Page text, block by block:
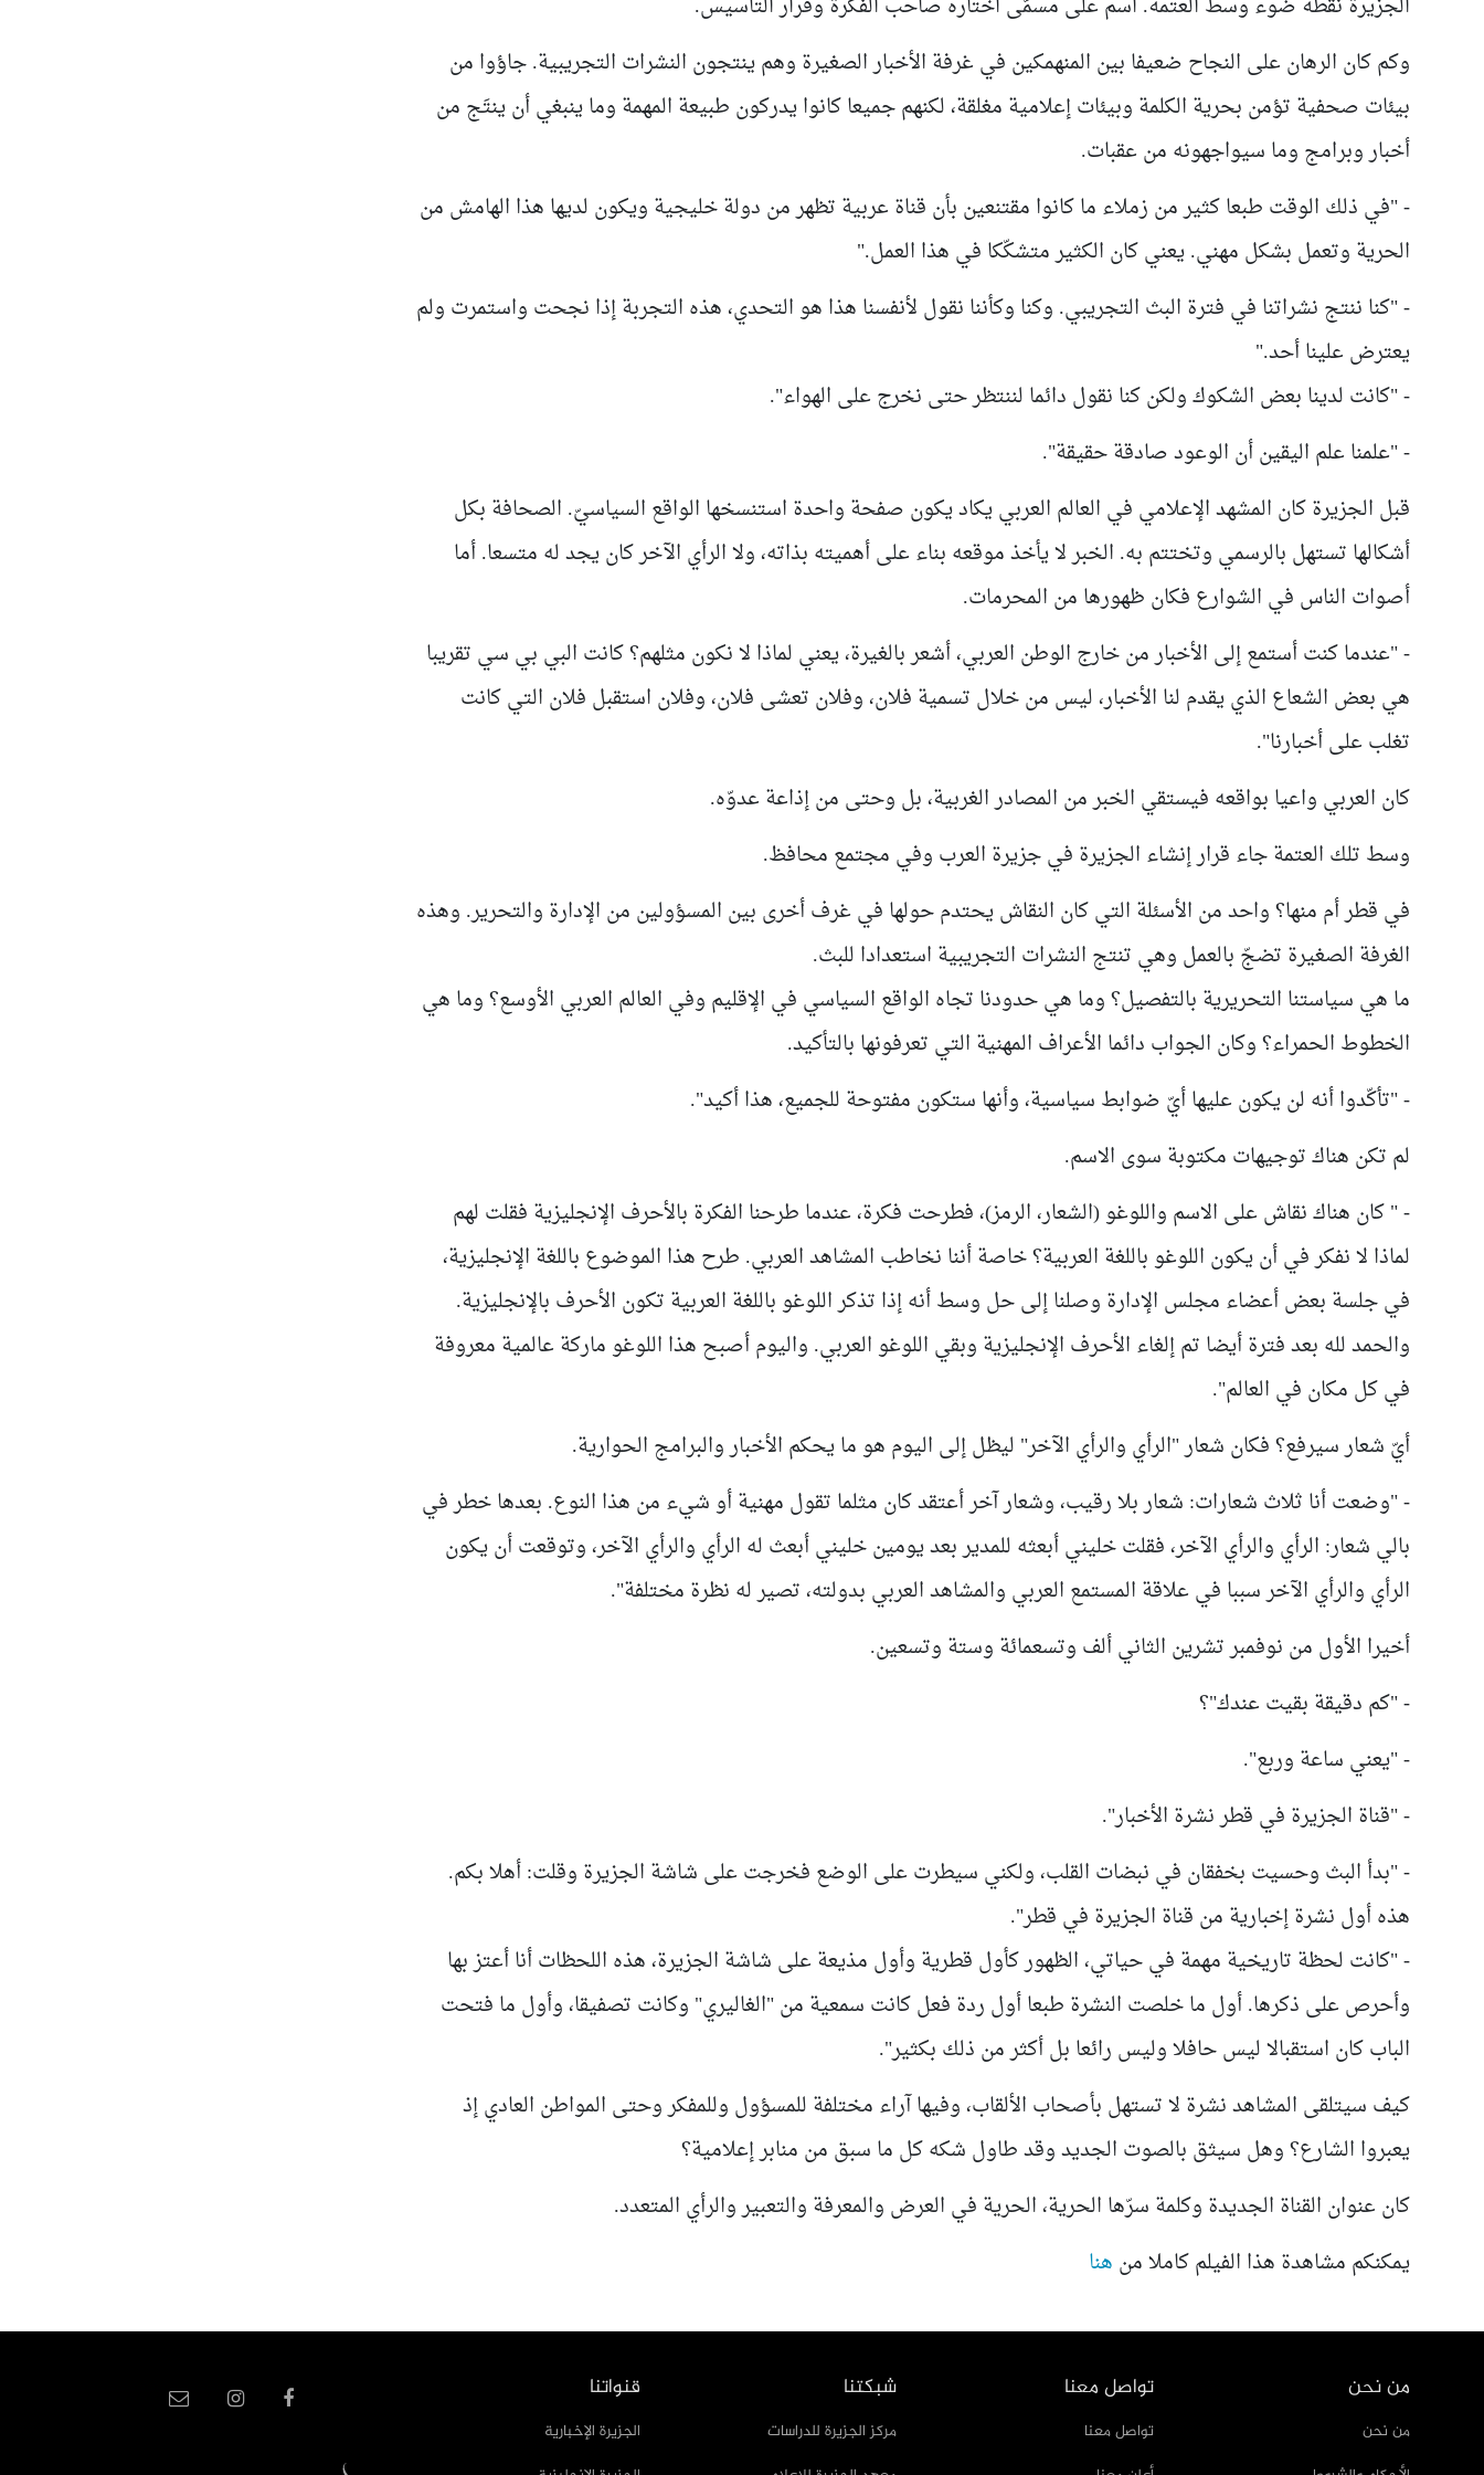
وكم كان الرهان على النجاح ضعيفا بين المنهمكين في غرفة الأخبار الصغيرة وهم ينتجون النشرات التجريبية. جاؤوا من
بيئات صحفية تؤمن بحرية الكلمة وبيئات إعلامية مغلقة، لكنهم جميعا كانوا يدركون طبيعة المهمة وما ينبغي أن ينتَج من
أخبار وبرامج وما سيواجهونه من عقبات.
- "في ذلك الوقت طبعا كثير من زملاء ما كانوا مقتنعين بأن قناة عربية تظهر من دولة خليجية ويكون لديها هذا الهامش من
الحرية وتعمل بشكل مهني. يعني كان الكثير متشكّكا في هذا العمل.
"
- "كنا ننتج نشراتنا في فترة البث التجريبي. وكنا وكأننا نقول لأنفسنا هذا هو التحدي، هذه التجربة إذا نجحت واستمرت ولم
يعترض علينا أحد.
"
- "كانت لدينا بعض الشكوك ولكن كنا نقول دائما لننتظرحتى نخرج على الهواء".
- "علمنا علم اليقين أن الوعود صادقة حقيقة".
قبل الجزيرة كان المشهد الإعلامي في العالم العربي يكاد يكون صفحة واحدة استنسخها الواقع السياسيّ. الصحافة بكل
أشكالها تستهل بالرسمي وتختتم به. الخبر لا يأخذ موقعه بناء على أهميته بذاته، ولا الرأي الآخر كان يجد له متسعا. أما
أصوات الناس في الشوارع فكان ظهورها من المحرمات.
- "عندما كنت أستمع إلى الأخبار من خارج الوطن العربي، أشعر بالغيرة، يعني لماذا لا نكون مثلهم؟ كانت البي بي سي تقريبا
هي بعض الشعاع الذي يقدم لنا الأخبار، ليس من خلال تسمية فلان، وفلان تعشى فلان، وفلان استقبل فلان التي كانت
تغلب على أخبارنا".
كان العربي واعيا بواقعه فيستقي الخبر من المصادر الغربية، بل وحتى من إذاعة عدوّه.
وسط تلك العتمة جاء قرار إنشاء الجزيرة في جزيرة العرب وفي مجتمع محافظ.
في قطر أم منها؟ واحد من الأسئلة التي كان النقاش يحتدم حولها في غرف أخرى بين المسؤولين من الإدارة والتحرير. وهذه
الغرفة الصغيرة تضجّ بالعمل وهي تنتج النشرات التجريبية استعدادا للبث.
ما هي سياستنا التحريرية بالتفصيل؟ وما هي حدودنا تجاه الواقع السياسي في الإقليم وفي العالم العربي الأوسع؟ وما هي
الخطوط الحمراء؟ وكان الجواب دائما الأعراف المهنية التي تعرفونها بالتأكيد.
- "تأكّدوا أنه لن يكون عليها أيّ ضوابط سياسية، وأنها ستكون مفتوحة للجميع، هذا أكيد".
لم تكن هناك توجيهات مكتوبة سوى الاسم.
- "كان هناك نقاش على الاسم واللوغو (الشعار، الرمز)، فطرحت فكرة، عندما طرحنا الفكرة بالأحرف الإنجليزية فقلت لهم
لماذا لا نفكر في أن يكون اللوغو باللغة العربية؟ خاصة أننا نخاطب المشاهد العربي. طرح هذا الموضوع باللغة الإنجليزية،
في جلسة بعض أعضاء مجلس الإدارة وصلنا إلى حل وسط أنه إذا تذكر اللوغو باللغة العربية تكون الأحرف بالإنجليزية.
والحمد لله بعد فترة أيضا تم إلغاء الأحرف الإنجليزية وبقي اللوغو العربي. واليوم أصبح هذا اللوغو ماركة عالمية معروفة
في كل مكان في العالم".
أيّ شعار سيرفع؟ فكان شعار "الرأي والرأي الآخر" ليظل إلى اليوم هو ما يحكم الأخبار والبرامج الحوارية.
- "وضعت أنا ثلاث شعارات: شعار بلا رقيب، وشعار آخر أعتقد كان مثلما تقول مهنية أو شيء من هذا النوع. بعدها خطر في
بالي شعار: الرأي والرأي الآخر، فقلت خليني أبعثه للمدير بعد يومين خليني أبعث له الرأي والرأي الآخر، وتوقعت أن يكون
الرأي والرأي الآخر سببا في علاقة المستمع العربي والمشاهد العربي بدولته، تصير له نظرة مختلفة".
أخيرا الأول من نوفمبر تشرين الثاني ألف وتسعمائة وستة وتسعين.
- "كم دقيقة بقيت عندك"؟
- "يعني ساعة وربع".
- "قناة الجزيرة في قطر نشرة الأخبار".
- "بدأ البث وحسيت بخفقان في نبضات القلب، ولكني سيطرت على الوضع فخرجت على شاشة الجزيرة وقلت: أهلا بكم.
هذه أول نشرة إخبارية من قناة الجزيرة في قطر".
- "كانت لحظة تاريخية مهمة في حياتي، الظهور كأول قطرية وأول مذيعة على شاشة الجزيرة، هذه اللحظات أنا أعتز بها
وأحرص على ذكرها. أول ما خلصت النشرة طبعا أول ردة فعل كانت سمعية من "الغاليري" وكانت تصفيقا، وأول ما فتحت
الباب كان استقبالا ليس حافلا وليس رائعا بل أكثر من ذلك بكثير".
كيف سيتلقى المشاهد نشرة لا تستهل بأصحاب الألقاب، وفيها آراء مختلفة للمسؤول وللمفكر وحتى المواطن العادي إذ
يعبروا الشارع؟ وهل سيثق بالصوت الجديد وقد طاول شكه كل ما سبق من منابر إعلامية؟
كان عنوان القناة الجديدة وكلمة سرّها الحرية، الحرية في العرض والمعرفة والتعبير والرأي المتعدد.
يمكنكم مشاهدة هذا الفيلم كاملا من هنا
من نحن
من نحن
تواصل معنا
تواصل معنا
شبكتنا
مركز الجزيرة للدراسات
قنواتنا
الجزيرة الإخبارية